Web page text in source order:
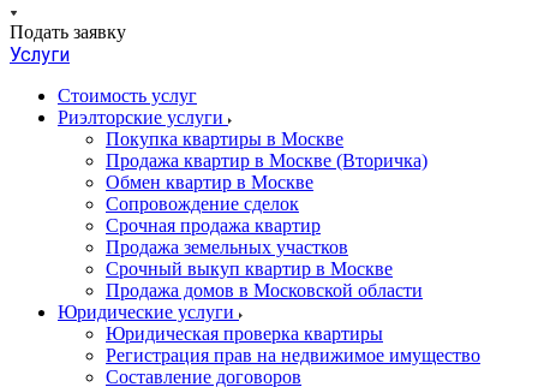
Подать заявку
Услуги
Стоимость услуг
Риэлторские услуги
Покупка квартиры в Москве
Продажа квартир в Москве (Вторичка)
Обмен квартир в Москве
Сопровождение сделок
Срочная продажа квартир
Продажа земельных участков
Срочный выкуп квартир в Москве
Продажа домов в Московской области
Юридические услуги
Юридическая проверка квартиры
Регистрация прав на недвижимое имущество
Составление договоров